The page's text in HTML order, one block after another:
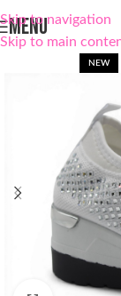
Skip to navigation
Skip to main
MENU
NEW